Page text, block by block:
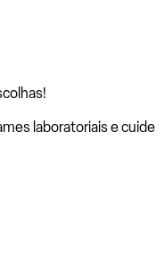
laboratoriais e cuide